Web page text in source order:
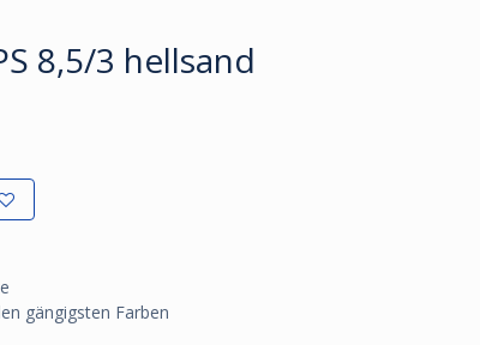
8,5/3 hellsand
gängigsten Farben